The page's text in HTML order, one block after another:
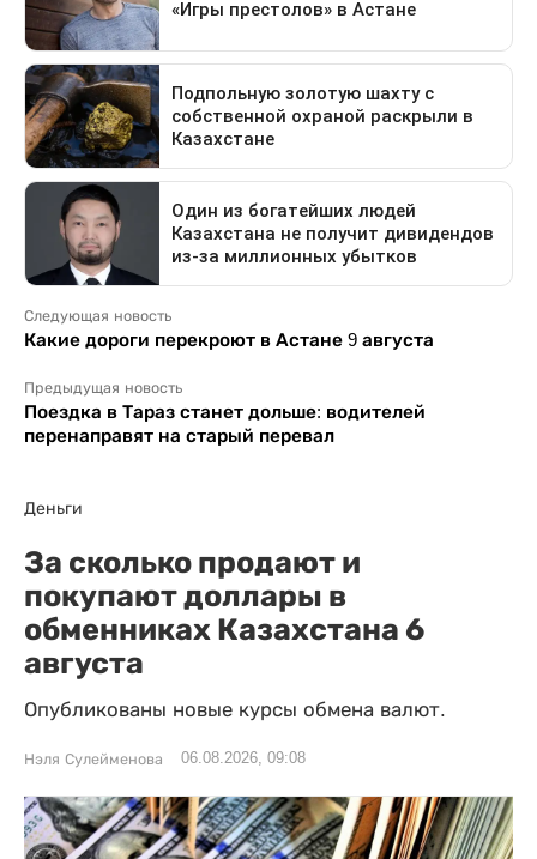
Следующая новость
Какие дороги перекроют в Астане 9 августа
Предыдущая новость
Поездка в Тараз станет дольше: водителей
перенаправят на старый перевал
Деньги
За сколько продают и
покупают доллары в
обменниках Казахстана 6
августа
Опубликованы новые курсы обмена валют.
Нэля Сулейменова 06.08.2026, 09:08